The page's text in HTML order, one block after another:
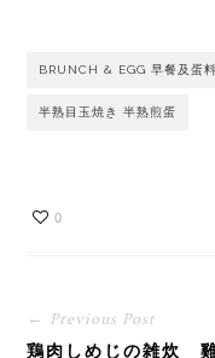
BRUNCH & EGG 早餐及蛋
半熟目玉焼き 半熟煎蛋
0
← Previous Post
鶏肉しめじの雑炊